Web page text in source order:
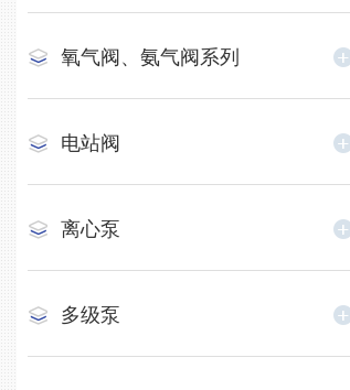
氧气阀、氨气阀系列
电站阀
离心泵
多级泵